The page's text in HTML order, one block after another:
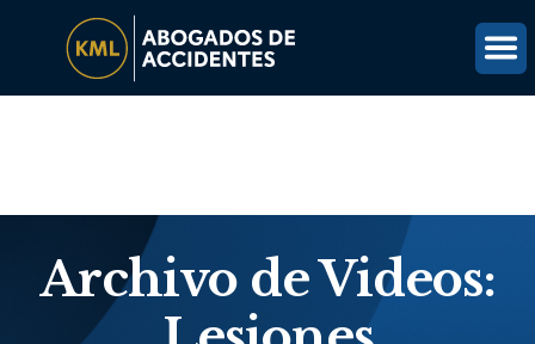
OBTÉN UNA REVISIÓN GRATUITA DEL CASO
Archivo de Videos: